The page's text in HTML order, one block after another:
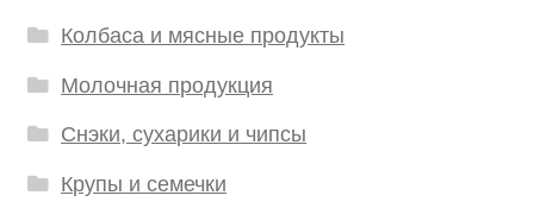
Колбаса и мясные продукты
Молочная продукция
Снэки, сухарики и чипсы
Крупы и семечки